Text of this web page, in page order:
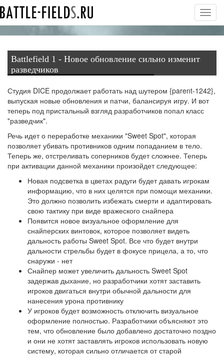
Battlefield 1 - Новое обновление сильно изменит
разведчиков
Студия DICE продолжаетработать над шутером {parent-1242},
выпуская новые обновления и патчи, балансируя игру. И вот
теперь под пристальный взгляд разработчиков попал класс
"разведчик".
Речь идет о переработке механики "Sweet Spot", которая
позволяет убивать противников одним попаданием в тело.
Теперь же, отстреливать соперников будет сложнее. Теперь
при активации данной механики произойдет следующее:
Новая подсветка в цветах радуги будет давать игрокам
информацию, что в них целятся при помощи механики.
Это должно позволить избежать смерти и адаптировать
свою тактику при виде вражеского снайпера
Появится новое визуальное оформление для
снайперских винтовок, которое позволяет видеть
дальность работы Sweet Spot. Все что будет внутри
дальности стрельбы будет в фокусе прицела, а то, что
снаружи - нет
Снайпер может увеличить дальность Sweet Spot
задержав дыхание, но разработчики хотят заставить
игроков двигаться внутри обычной дальности для
нанесения урона противнику
У игроков будет возможность отключить визуальное
оформление полностью. Разработчики объясняют это
тем, что обновление было добавлено достаточно поздно
и они не хотят заставлять игроков использовать новую
систему, которая сильно отличается от старой